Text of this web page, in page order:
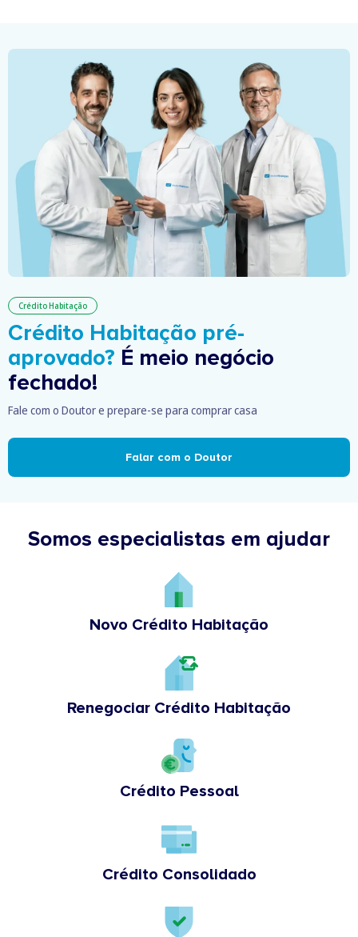
Crédito Habitação
Crédito Habitação pré-
aprovado? É meio negócio
fechado!
Fale com o Doutor e prepare-se para comprar casa
Falar com o Doutor
Somos especialistas em ajudar
Novo Crédito Habitação
Renegociar Crédito Habitação
Crédito Pessoal
Crédito Consolidado